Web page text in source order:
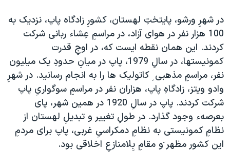
در شهرِ ورشو، پايتختِ لهستان، کشورِ زادگاه پاپ، نزديک به
100 هزار نفر در هوای آزاد، در مراسمِ عِشاء ربانی شرکت
کردند. اين همان نقطه ايست که، در اوجِ قدرت
کمونيستها، در سالِ 1979، پاپ در ميانِ حدودِ يک ميليون
نفر، مراسمِ مذهبی ِ کاتوليک ها را به انجام رسانيد. در شهرِ
وادو ويتز، زادگاهِ پاپ، هزاران نفر در مراسمِ سوگواریِ پاپ
شرکت کردند. پاپ در سالِ 1920 در همين شهر، پای
بعرصهء وجود گذارد. در طولِ تغيير و تبديلِ لهستان از
نظامِ کمونيستی به نظامِ دمکراسیِ غربی، پاپ برای مردمِ
اين کشور مظهر َو مقامِ بِلامنازعِ اخلاقی بود.